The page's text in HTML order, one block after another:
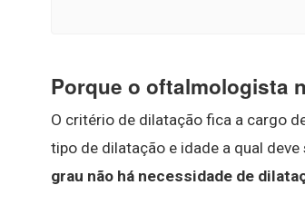
Porque o oftalmologista
O critério de dilatação fica a cargo
tipo de dilatação e idade a qual
grau não há necessidade de